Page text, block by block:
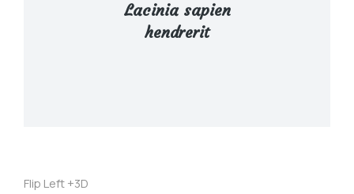
Lacinia sapien
hendrerit
View Details
Flip Left +3D